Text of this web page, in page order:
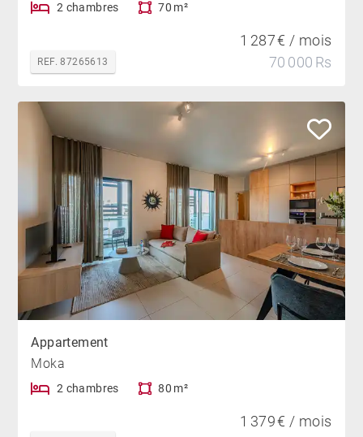
2 chambres 70 m²
REF. 87265613
1 287 € / mois
70 000 Rs
Appartement
Moka
2 chambres 80 m²
1 379 € / mois